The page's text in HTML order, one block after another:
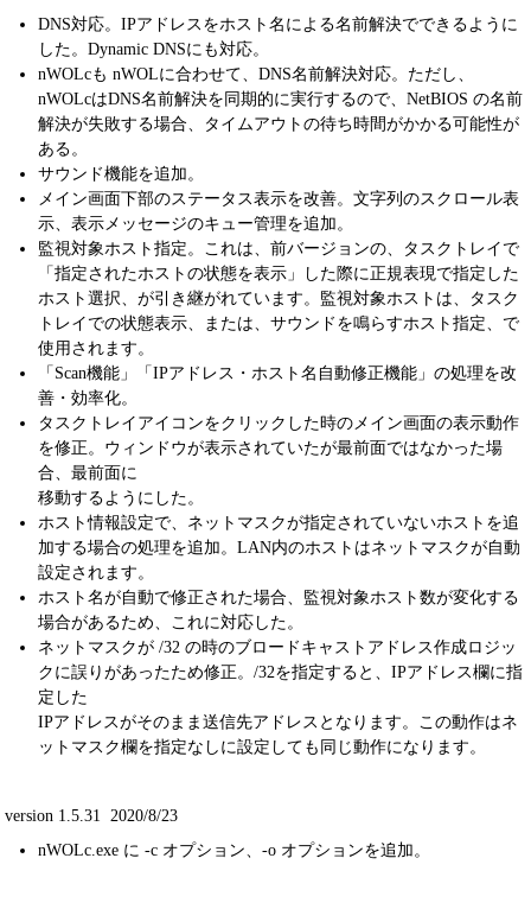
DNS対応。IPアドレスをホスト名による名前解決でできるように
した。Dynamic DNSにも対応。
nWOLcも nWOLに合わせて、DNS名前解決対応。ただし、
nWOLcはDNS名前解決を同期的に実行するので、NetBIOS の名前
解決が失敗する場合、タイムアウトの待ち時間がかかる可能性が
ある。
サウンド機能を追加。
メイン画面下部のステータス表示を改善。文字列のスクロール表
示、表示メッセージのキュー管理を追加。
監視対象ホスト指定。これは、前バージョンの、タスクトレイで
「指定されたホストの状態を表示」した際に正規表現で指定した
ホスト選択、が引き継がれています。監視対象ホストは、タスク
トレイでの状態表示、または、サウンドを鳴らすホスト指定、で
使用されます。
「Scan機能」「IPアドレス・ホスト名自動修正機能」の処理を改
善・効率化。
タスクトレイアイコンをクリックした時のメイン画面の表示動作
を修正。ウィンドウが表示されていたが最前面ではなかった場
合、最前面に
移動するようにした。
ホスト情報設定で、ネットマスクが指定されていないホストを追
加する場合の処理を追加。LAN内のホストはネットマスクが自動
設定されます。
ホスト名が自動で修正された場合、監視対象ホスト数が変化する
場合があるため、これに対応した。
ネットマスクが /32 の時のブロードキャストアドレス作成ロジッ
クに誤りがあったため修正。/32を指定すると、IPアドレス欄に指
定した
IPアドレスがそのまま送信先アドレスとなります。この動作はネ
ットマスク欄を指定なしに設定しても同じ動作になります。
version 1.5.31 2020/8/23
nWOLc.exe に -c オプション、-o オプションを追加。